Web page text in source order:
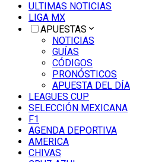
ULTIMAS NOTICIAS
LIGA MX
APUESTAS
NOTICIAS
GUÍAS
CÓDIGOS
PRONÓSTICOS
APUESTA DEL DÍA
LEAGUES CUP
SELECCIÓN MEXICANA
F1
AGENDA DEPORTIVA
AMERICA
CHIVAS